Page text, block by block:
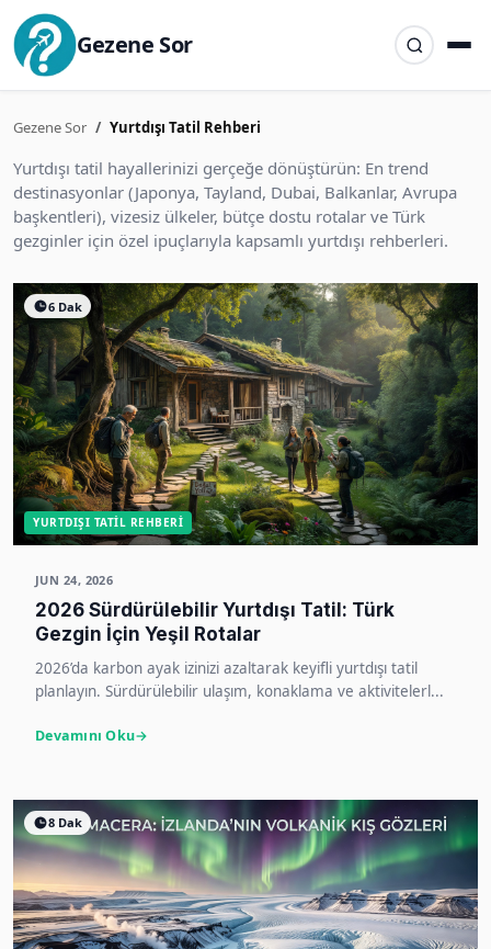
Gezene Sor
Gezene Sor Yurtdışı Tatil Rehberi
Yurtdışı tatil hayallerinizi gerçeğe dönüştürün: En trend
destinasyonlar (Japonya, Tayland, Dubai, Balkanlar, Avrupa
başkentleri), vizesiz ülkeler, bütçe dostu rotalar ve Türk
gezginler için özel ipuçlarıyla kapsamlı yurtdışı rehberleri.
6 Dak
YURTDIŞI TATIL REHBERI
JUN 24, 2026
2026 Sürdürülebilir Yurtdışı Tatil: Türk
Gezgin İçin Yeşil Rotalar
2026’da karbon ayak izinizi azaltarak keyifli yurtdışı tatil
planlayın. Sürdürülebilir ulaşım, konaklama ve aktivitelerl...
Devamını Oku
8 Dak